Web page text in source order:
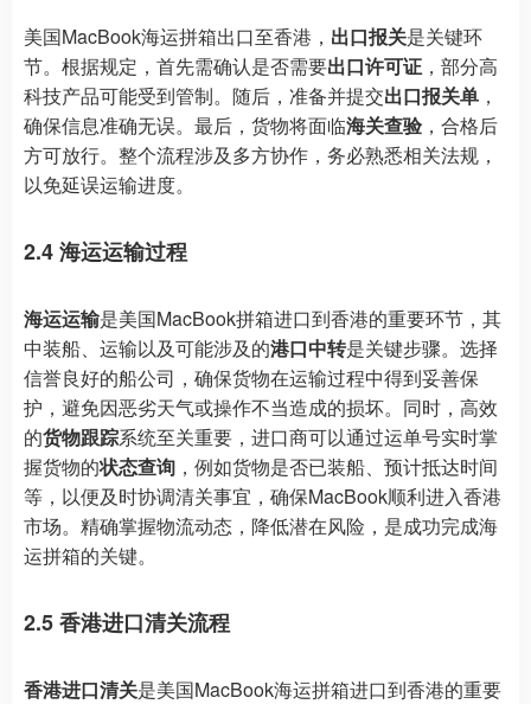
美国MacBook海运拼箱出口至香港， 出口报关是关键环
节。根据规定，首先需确认是否需要出口许可证 ，部分高
科技产品可能受到管制。随后，准备并提交出口报关单 ，
确保信息准确无误。最后，货物将面临海关查验 ，合格后
方可放行。整个流程涉及多方协作，务必熟悉相关法规，
以免延误运输进度。
2.4 海运运输过程
海运运输是美国MacBook拼箱进口到香港的重要环节，其
中装船、运输以及可能涉及的港口中转是关键步骤。选择
信誉良好的船公司，确保货物在运输过程中得到妥善保
护，避免因恶劣天气或操作不当造成的损坏。同时，高效
的货物跟踪系统至关重要，进口商可以通过运单号实时掌
握货物的状态查询 ，例如货物是否已装船、预计抵达时间
等，以便及时协调清关事宜，确保MacBook顺利进入香港
市场。精确掌握物流动态，降低潜在风险，是成功完成海
运拼箱的关键。
2.5 香港进口清关流程
香港进口清关是美国MacBook海运拼箱进口到香港的重要